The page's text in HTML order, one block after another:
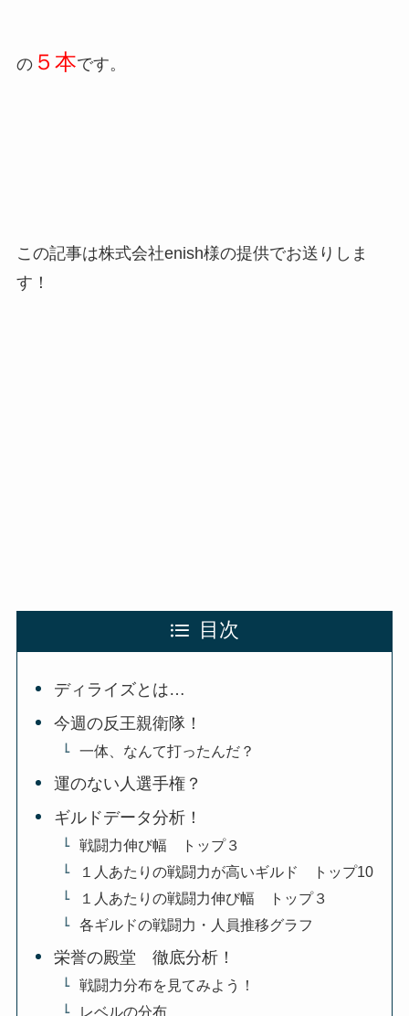
の５本です。
この記事は株式会社enish様の提供でお送りしま
す！
目次
ディライズとは…
今週の反王親衛隊！
一体、なんて打ったんだ？
運のない人選手権？
ギルドデータ分析！
戦闘力伸び幅 トップ３
１人あたりの戦闘力が高いギルド トップ10
１人あたりの戦闘力伸び幅 トップ３
各ギルドの戦闘力・人員推移グラフ
栄誉の殿堂 徹底分析！
戦闘力分布を見てみよう！
レベルの分布